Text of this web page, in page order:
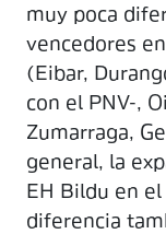
muy poca
vencedores
(Eibar,
con el PNV-,
Zumarraga,
general, la
EH Bildu en
diferencia